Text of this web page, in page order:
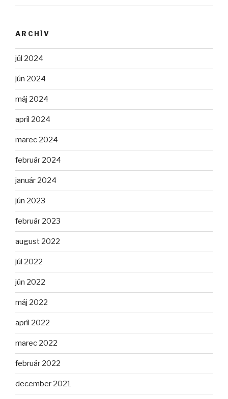
ARCHÍV
júl 2024
jún 2024
máj 2024
apríl 2024
marec 2024
február 2024
január 2024
jún 2023
február 2023
august 2022
júl 2022
jún 2022
máj 2022
apríl 2022
marec 2022
február 2022
december 2021